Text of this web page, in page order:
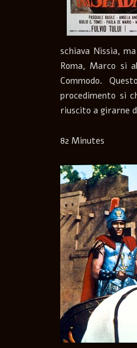
schiava Nissia,
Roma, Marco si
Commodo.
procedimento si
riuscito a girarne
82 Minutes